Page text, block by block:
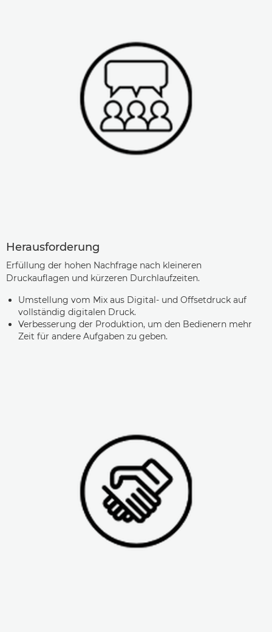
Herausforderung
Erfüllung der hohen Nachfrage nach kleineren
Druckauflagen und kürzeren Durchlaufzeiten.
Umstellung vom Mix aus Digital- und Offsetdruck auf
vollständig digitalen Druck.
Verbesserung der Produktion, um den Bedienern mehr
Zeit für andere Aufgaben zu geben.